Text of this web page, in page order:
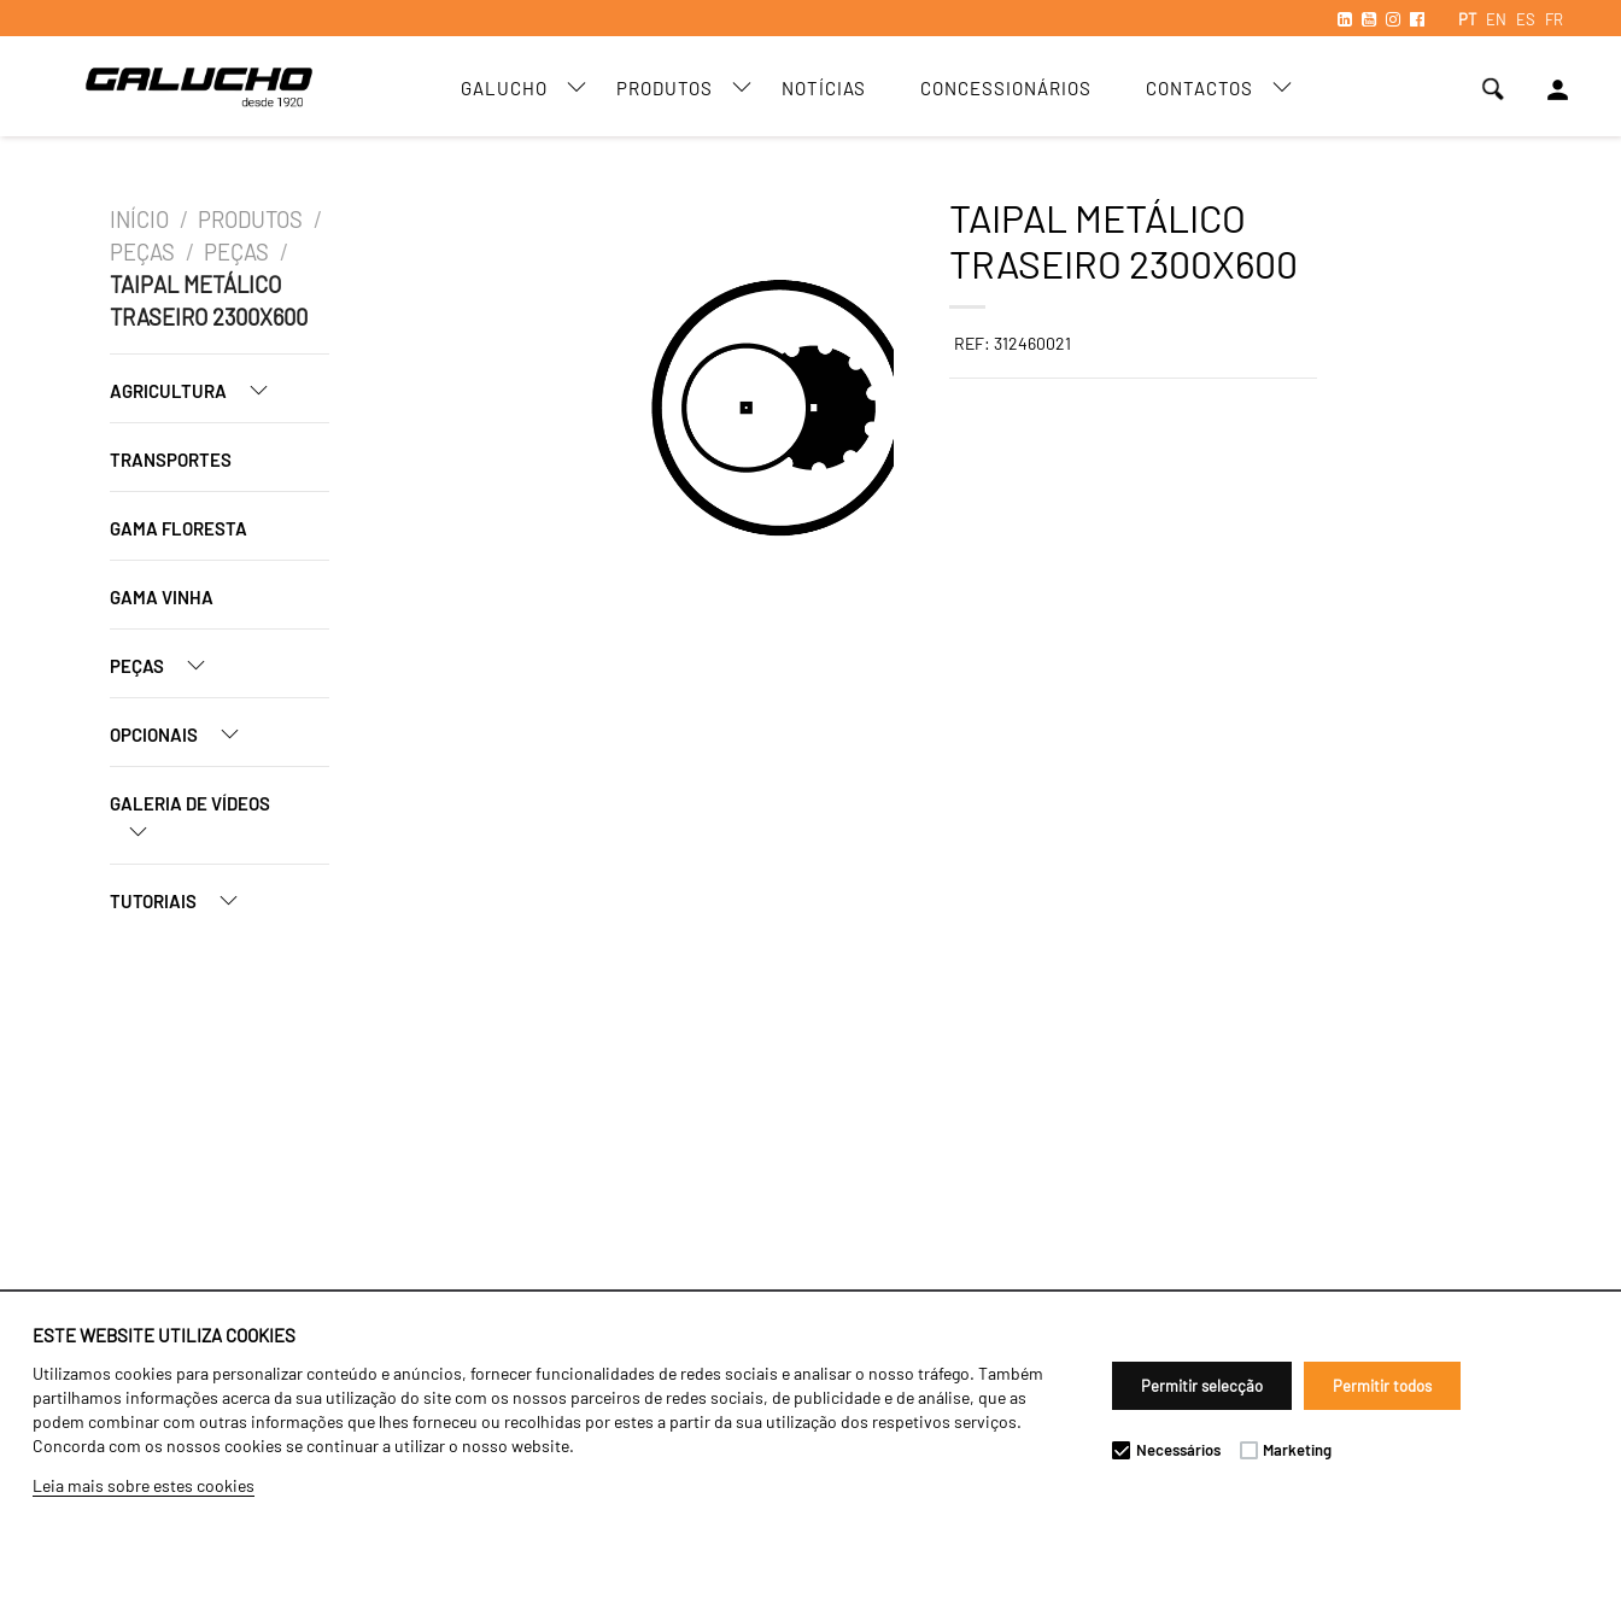
PT EN ES FR
GALUCHO PRODUTOS NOTÍCIAS CONCESSIONÁRIOS CONTACTOS person
ESTE WEBSITE UTILIZA COOKIES
Utilizamos cookies para personalizar conteúdo e anúncios, fornecer funcionalidades de redes sociais e analisar o nosso tráfego. Também
partilhamos informações acerca da sua utilização do site com os nossos parceiros de redes sociais, de publicidade e de análise, que as
podem combinar com outras informações que lhes forneceu ou recolhidas por estes a partir da sua utilização dos respetivos serviços.
Concorda com os nossos cookies se continuar a utilizar o nosso website.
Leia mais sobre estes cookies
Permitir selecção Permitir todos
Necessários Marketing
INÍCIO / PRODUTOS /
PEÇAS / PEÇAS /
TAIPAL METÁLICO
TRASEIRO 2300X600
AGRICULTURA
TRANSPORTES
GAMA FLORESTA
GAMA VINHA
PEÇAS
OPCIONAIS
GALERIA DE VÍDEOS
TUTORIAIS
TAIPAL METÁLICO
TRASEIRO 2300X600
REF: 312460021
Identidade
História
Fábrica / Produção
Recursos Humanos
Agricultura
Transportes
Gama Floresta
Notícias
Concessionários